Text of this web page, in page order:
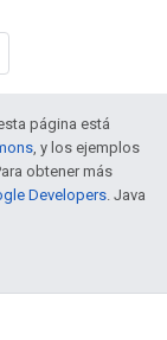
página está
, y los ejemplos
obtener más
Developers. Java